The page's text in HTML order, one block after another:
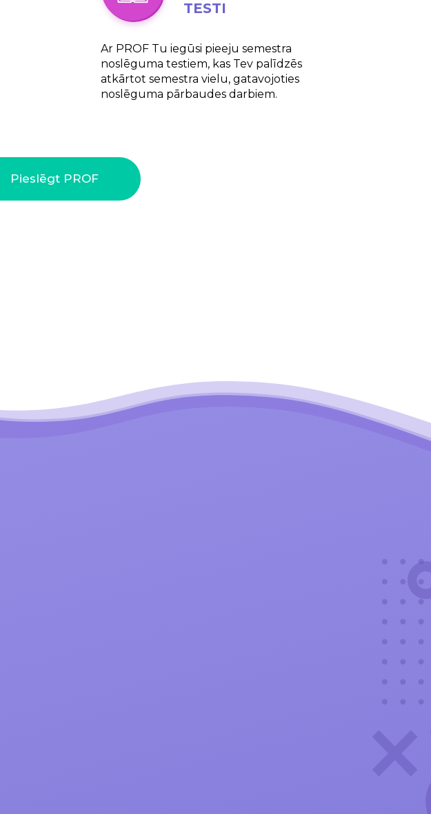
TESTI
Ar PROF Tu iegūsi pieeju semestra
noslēguma testiem, kas Tev palīdzēs
atkārtot semestra vielu, gatavojoties
noslēguma pārbaudes darbiem.
Pieslēgt PROF